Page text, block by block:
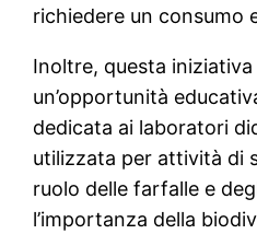
richiedere un consumo
Inoltre, questa
un’opportunità
dedicata ai laboratori
utilizzata per attività di
ruolo delle farfalle e
l’importanza della